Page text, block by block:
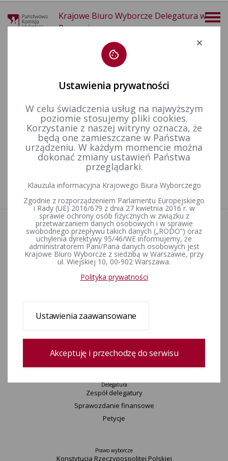
Krajowe Biuro Wyborcze Delegatura w
Poznaniu
Wyjaśnienia, stanowiska i komunikaty
Aktualności
Wydarzenia
Informacje
Wyjaśnienia, stanowiska, komunikaty
Uchwały
Konkurs „Wybieram Wybory”
Komisarz
Delegatura
Zespół delegatury
Sprawozdanie finansowe
Petycje
Prawo wyborcze
Konstytucja Rzeczypospolitej Polskiej​
Ustawienia prywatności
W celu świadczenia usług na najwyższym
poziomie stosujemy pliki cookies.
Korzystanie z naszej witryny oznacza, że
będą one zamieszczane w Państwa
urządzeniu. W każdym momencie można
dokonać zmiany ustawień Państwa
przeglądarki.
Klauzula informacyjna Krajowego Biura Wyborczego
Zgodnie z rozporządzeniem Parlamentu Europejskiego
i Rady (UE) 2016/679 z dnia 27 kwietnia 2016 r. w
sprawie ochrony osób fizycznych w związku z
przetwarzaniem danych osobowych i w sprawie
swobodnego przepływu takich danych („RODO”) oraz
uchylenia dyrektywy 95/46/WE informujemy, że
administratorem Pani/Pana danych osobowych jest
Krajowe Biuro Wyborcze z siedzibą w Warszawie, przy
ul. Wiejskiej 10, 00-902 Warszawa.
Polityka prywatności
Ustawienia zaawansowane
Akceptuję i przechodzę do serwisu